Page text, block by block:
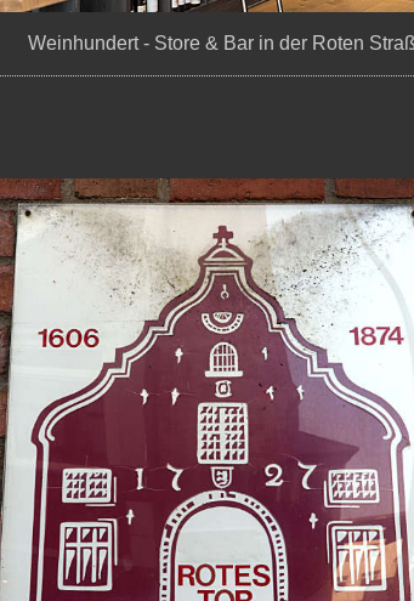
Weinhundert - Store & Bar in der Roten